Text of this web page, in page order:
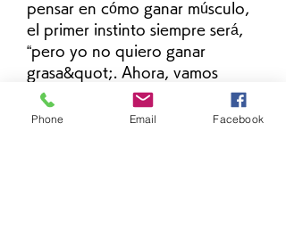
pensar en cómo ganar músculo,
el primer instinto siempre será,
“pero yo no quiero ganar
grasa&quot;. Ahora, vamos
conocer los factores que
pueden ayudar a distinguir un
Phone Email Facebook